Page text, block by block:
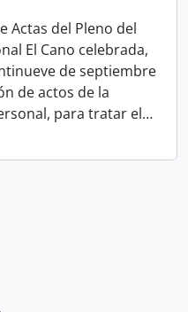
Actas del Pleno del
El Cano celebrada,
de septiembre
de actos de la
para tratar el…